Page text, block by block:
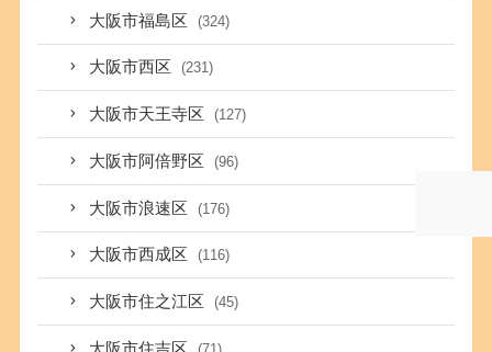
大阪市福島区 (324)
大阪市西区 (231)
大阪市天王寺区 (127)
大阪市阿倍野区 (96)
大阪市浪速区 (176)
大阪市西成区 (116)
大阪市住之江区 (45)